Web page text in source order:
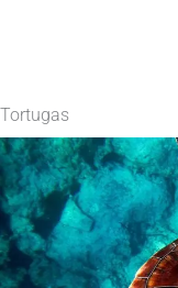
Tortugas